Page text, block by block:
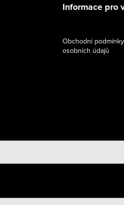
Informace pro
Obchodní
osobních údajů